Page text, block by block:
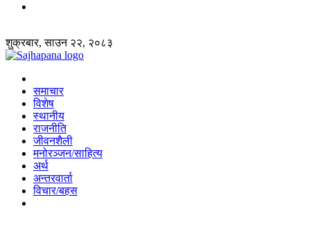
शुक्रबार, साउन २२, २०८३
समाचार
विशेष
स्थानीय
राजनीति
जीवनशैली
मनोरञ्जन/साहित्य
अर्थ
अन्तरवार्ता
विचार/बहस